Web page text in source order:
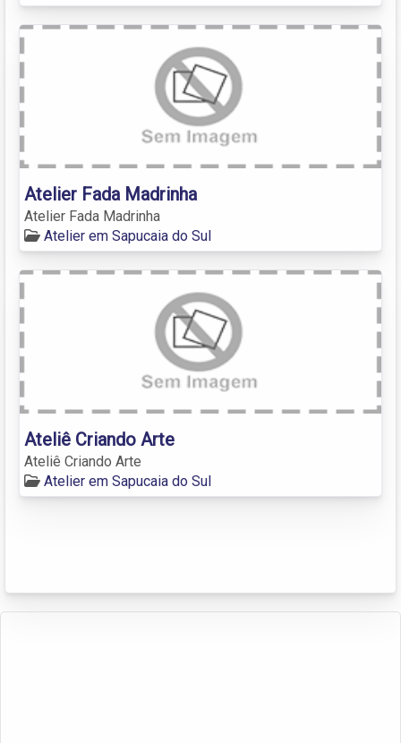
Atelier Fada Madrinha
Atelier Fada Madrinha
Atelier em Sapucaia do Sul
Ateliê Criando Arte
Ateliê Criando Arte
Atelier em Sapucaia do Sul